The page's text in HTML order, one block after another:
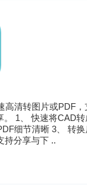
高清转图片或PDF，
1、 快速将CAD转
细节清晰 3、 转
持分享与下 ..